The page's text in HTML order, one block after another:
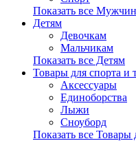
Показать все
Детям
Девочкам
Мальчикам
Показать все Детям
Товары для спорта и
Аксессуары
Единоборства
Лыжи
Сноуборд
Показать все Товары